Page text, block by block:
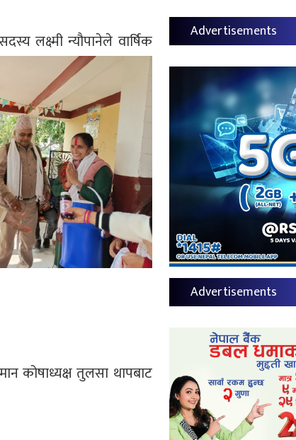
लक्ष्मी न्यौपानेले वार्षिक
कोषाध्यक्ष तुलसा थापबाट
Advertisements
Advertisements